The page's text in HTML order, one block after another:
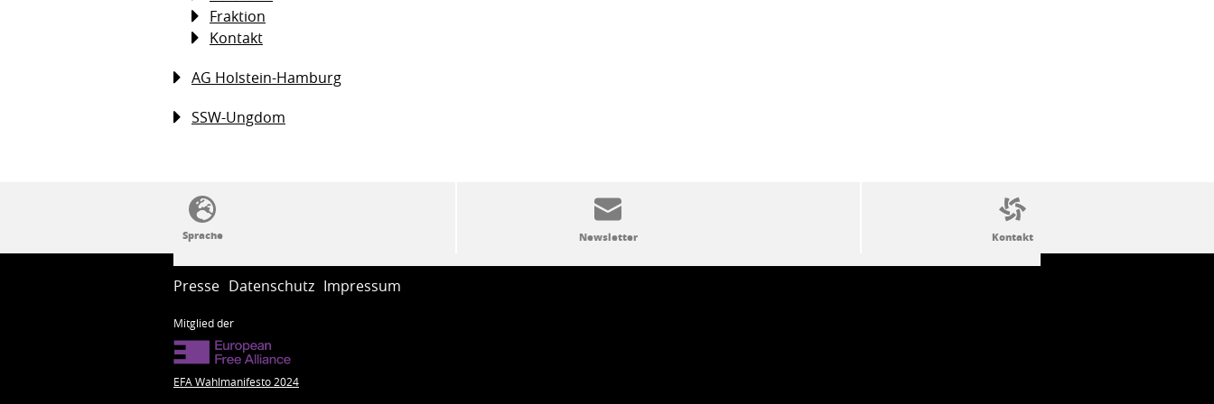
Fraktion
Kontakt
AG Holstein-Hamburg
SSW-Ungdom
SSW-Politik von A bis Z
Presse Datenschutz Impressum
Mitglied der
EFA Wahlmanifesto 2024